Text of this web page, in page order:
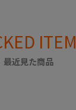
ITEM
最近見た商品